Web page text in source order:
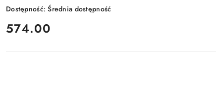
Dostępność:Średnia dostępność
cena:
574.00